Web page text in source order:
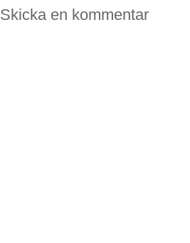
Skicka en kommentar